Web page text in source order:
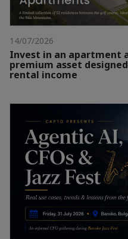
14/07/2026
Invest in an apartment
premium asset
rental income